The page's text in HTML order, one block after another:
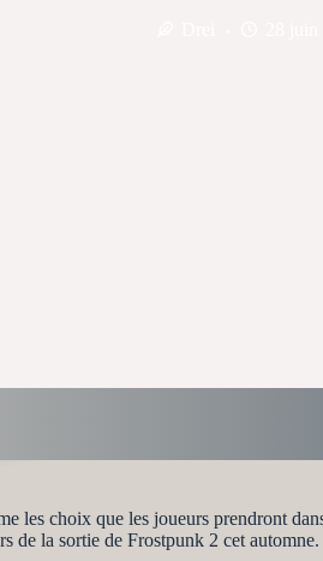
les choix que les joueurs prendront
de la sortie de Frostpunk 2 cet